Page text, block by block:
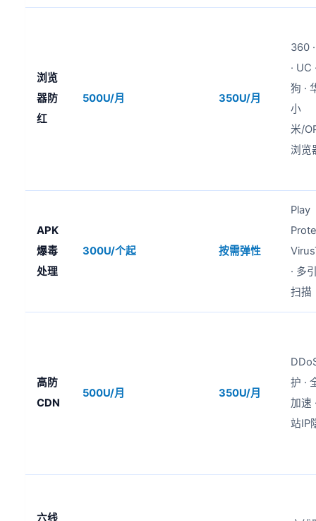
浏览
器防
红
500U/月 350U/月
360
· UC
狗 ·
小
米/
浏览
APK
爆毒
处理
300U/个起 按需弹性
Play
· 多
扫描
高防
CDN
500U/月 350U/月
护 ·
加速
站IP
六线